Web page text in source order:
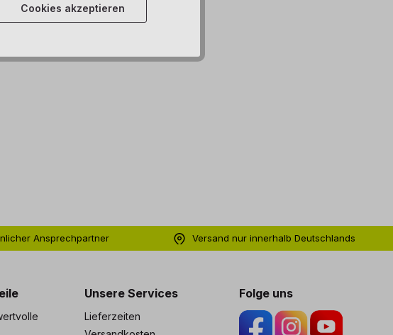
Ansprechpartner
Versand nur innerhalb Deutschlands
Unsere Services
Lieferzeiten
Folge uns
Cookies akzeptieren